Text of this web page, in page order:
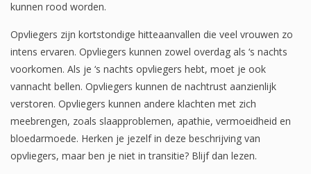
kunnen rood worden.
Opvliegers zijn kortstondige hitteaanvallen die veel vrouwen zo
intens ervaren. Opvliegers kunnen zowel overdag als ‘s nachts
voorkomen. Als je ‘s nachts opvliegers hebt, moet je ook
vannacht bellen. Opvliegers kunnen de nachtrust aanzienlijk
verstoren. Opvliegers kunnen andere klachten met zich
meebrengen, zoals slaapproblemen, apathie, vermoeidheid en
bloedarmoede. Herken je jezelf in deze beschrijving van
opvliegers, maar ben je niet in transitie? Blijf dan lezen.